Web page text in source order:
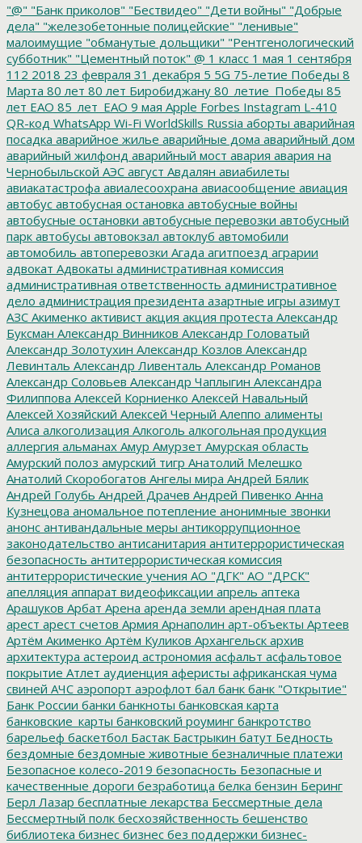
"@" "Банк приколов" "Бествидео" "Дети войны" "Добрые
дела" "железобетонные полицейские" "ленивые"
малоимущие "обманутые дольщики" "Рентгенологический
субботник" "Цементный поток" @ 1 класс 1 мая 1 сентября
112 2018 23 февраля 31 декабря 5 5G 75-летие Победы 8
Марта 80 лет 80 лет Биробиджану 80_летие_Победы 85
лет ЕАО 85_лет_ЕАО 9 мая Apple Forbes Instagram L-410
QR-код WhatsApp Wi-Fi WorldSkills Russia аборты аварийная
посадка аварийное жилье аварийные дома аварийный дом
аварийный жилфонд аварийный мост авария авария на
Чернобыльской АЭС август Авдалян авиабилеты
авиакатастрофа авиалесоохрана авиасообщение авиация
автобус автобусная остановка автобусные войны
автобусные остановки автобусные перевозки автобусный
парк автобусы автовокзал автоклуб автомобили
автомобиль автоперевозки Агада агитпоезд аграрии
адвокат Адвокаты административная комиссия
административная ответственность административное
дело администрация президента азартные игры азимут
АЗС Акименко активист акция акция протеста Александр
Буксман Александр Винников Александр Головатый
Александр Золотухин Александр Козлов Александр
Левинталь Александр Ливенталь Александр Романов
Александр Соловьев Александр Чаплыгин Александра
Филиппова Алексей Корниенко Алексей Навальный
Алексей Хозяйский Алексей Черный Алеппо алименты
Алиса алкоголизация Алкоголь алкогольная продукция
аллергия альманах Амур Амурзет Амурская область
Амурский полоз амурский тигр Анатолий Мелешко
Анатолий Скоробогатов Ангелы мира Андрей Бялик
Андрей Голубь Андрей Драчев Андрей Пивенко Анна
Кузнецова аномальное потепление анонимные звонки
анонс антивандальные меры антикоррупционное
законодательство антисанитария антитеррористическая
безопасность антитеррористическая комиссия
антитеррористические учения АО "ДГК" АО "ДРСК"
апелляция аппарат видеофиксации апрель аптека
Арашуков Арбат Арена аренда земли арендная плата
арест арест счетов Армия Арнаполин арт-объекты Артеев
Артём Акименко Артём Куликов Архангельск архив
архитектура астероид астрономия асфальт асфальтовое
покрытие Атлет аудиенция аферисты африканская чума
свиней АЧС аэропорт аэрофлот бал банк банк "Открытие"
Банк России банки банкноты банковская карта
банковские_карты банковский роуминг банкротство
барельеф баскетбол Бастак Бастрыкин батут Бедность
бездомные бездомные животные безналичные платежи
Безопасное колесо-2019 безопасность Безопасные и
качественные дороги безработица белка бензин Беринг
Берл Лазар бесплатные лекарства Бессмертные дела
Бессмертный полк бесхозяйственность бешенство
библиотека бизнес бизнес без поддержки бизнес-